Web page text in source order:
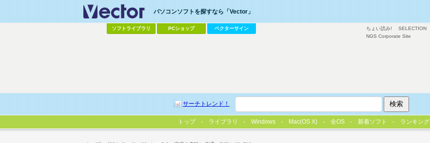
ちょい読み! SELECTION
NGS Corporate Site
パソコンソフトを探すなら「Vector」
ソフトライブラリ PCショップ ベクターサイン
サーチトレンド！
トップ ライブラリ Windows Mac(OS X) 全OS 新着ソフト ランキング